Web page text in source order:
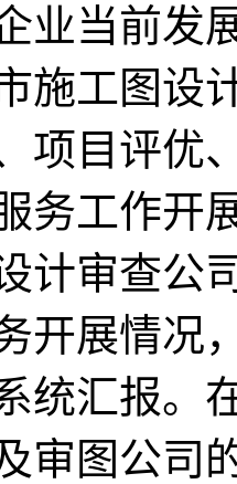
业当前发
施工图设
项目评优
务工作开
计审查公
开展情况
统汇报。
审图公司